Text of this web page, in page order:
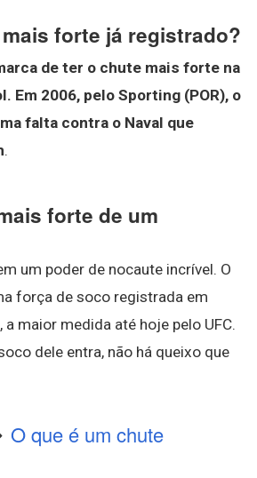
forte já registrado?
de ter o chute mais forte na
Em 2006, pelo Sporting (POR), o
falta contra o Naval que
.
forte de um
um poder de nocaute incrível. O
força de soco registrada em
, a maior medida até hoje pelo UFC.
dele entra, não há queixo que
O que é um chute